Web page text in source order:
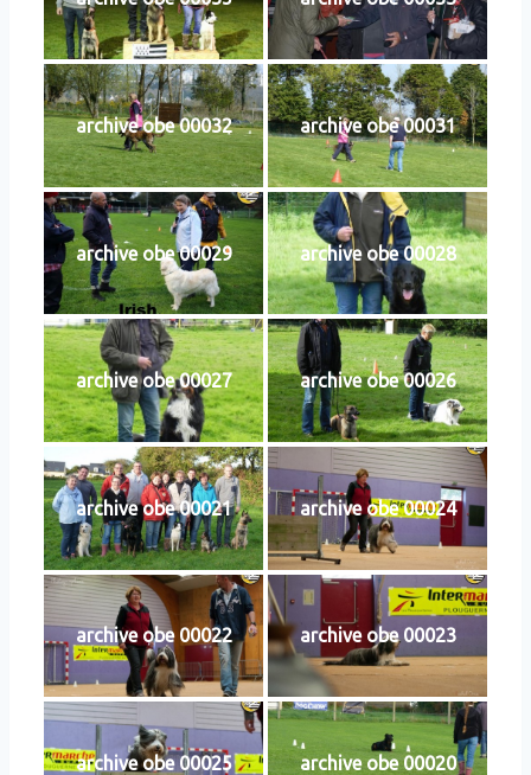
archive obe 00032 archive obe 00031
archive obe 00029 archive obe 00028
archive obe 00027 archive obe 00026
archive obe 00021 archive obe 00024
archive obe 00022 archive obe 00023
archive obe 00025 archive obe 00020